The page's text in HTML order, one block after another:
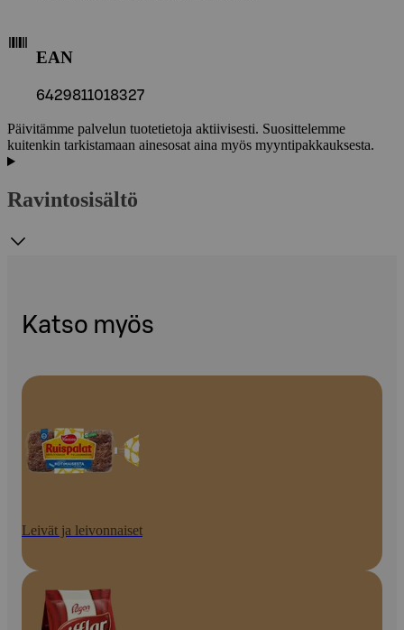
EAN
6429811018327
Päivitämme palvelun tuotetietoja aktiivisesti. Suosittelemme
kuitenkin tarkistamaan ainesosat aina myös myyntipakkauksesta.
Ravintosisältö
Katso myös
Leivät ja leivonnaiset